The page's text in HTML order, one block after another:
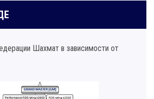
Шахмат в зависимости от